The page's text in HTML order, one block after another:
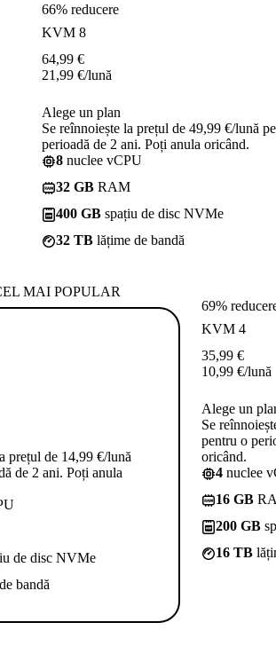
66% reducere
KVM 8
64,99 €
21,99 €/lună
Alege un plan
Se reînnoiește la prețul de 49,99 €/lună
perioadă de 2 ani. Poți anula oricând.
8 nuclee vCPU
32 GB RAM
400 GB spațiu de disc NVMe
32 TB lățime de bandă
MAI POPULAR
prețul de 14,99 €/lună
de 2 ani. Poți anula
de disc NVMe
bandă
69%
KVM 4
35,99 €
10,99 €/lună
Alege un
Se
pentru o
oricând.
4 nuclee
16 GB
200 GB
16 TB